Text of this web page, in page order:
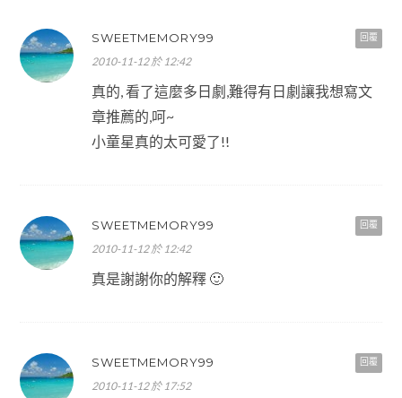
回覆
SWEETMEMORY99
2010-11-12 於 12:42
真的, 看了這麼多日劇,難得有日劇讓我想寫文
章推薦的,呵~
小童星真的太可愛了!!
回覆
SWEETMEMORY99
2010-11-12 於 12:42
真是謝謝你的解釋 🙂
回覆
SWEETMEMORY99
2010-11-12 於 17:52